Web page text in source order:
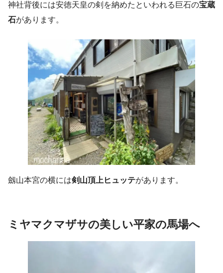
神社背後には安徳天皇の剣を納めたといわれる巨石の宝蔵
石があります。
劔山本宮の横には剣山頂上ヒュッテがあります。
ミヤマクマザサの美しい平家の馬場へ